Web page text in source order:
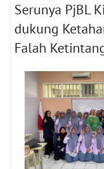
Serunya PjBL
dukung
Falah